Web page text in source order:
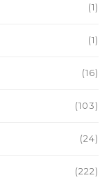
(1)
(1)
(16)
(103)
(24)
(222)